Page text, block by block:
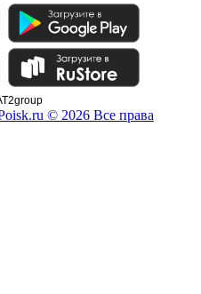
© 2026 Все права